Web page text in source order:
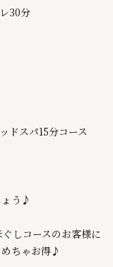
30分
ドスパ15分コース
ょう♪
しコースのお客様に
ちゃお得♪